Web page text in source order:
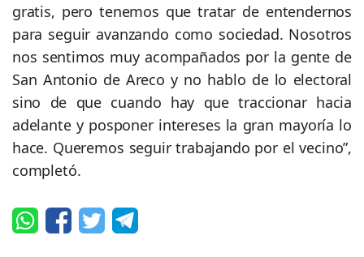
gratis, pero tenemos que tratar de entendernos
para seguir avanzando como sociedad. Nosotros
nos sentimos muy acompañados por la gente de
San Antonio de Areco y no hablo de lo electoral
sino de que cuando hay que traccionar hacia
adelante y posponer intereses la gran mayoría lo
hace. Queremos seguir trabajando por el vecino”,
completó.